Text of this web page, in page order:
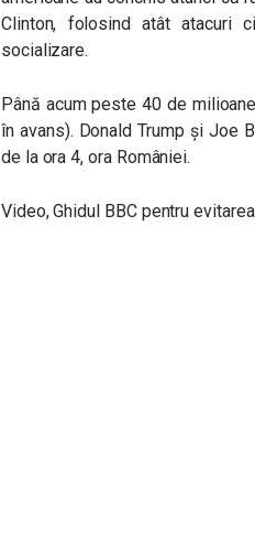
Clinton, folosind atât atacuri
socializare.
Până acum peste 40 de
în avans). Donald Trump și Joe
de la ora 4, ora României.
Video, Ghidul BBC pentru